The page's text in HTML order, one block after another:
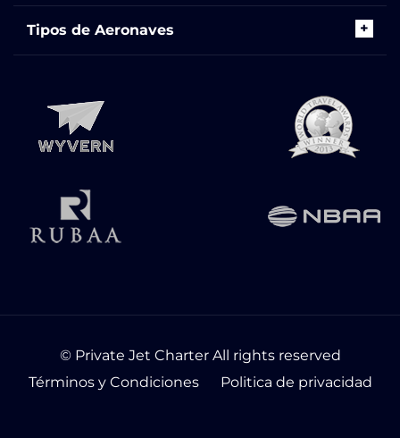
Tipos de Aeronaves
© Private Jet Charter All rights reserved
Términos y Condiciones
Politica de privacidad